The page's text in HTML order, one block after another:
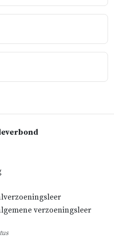
verzoeningsleer